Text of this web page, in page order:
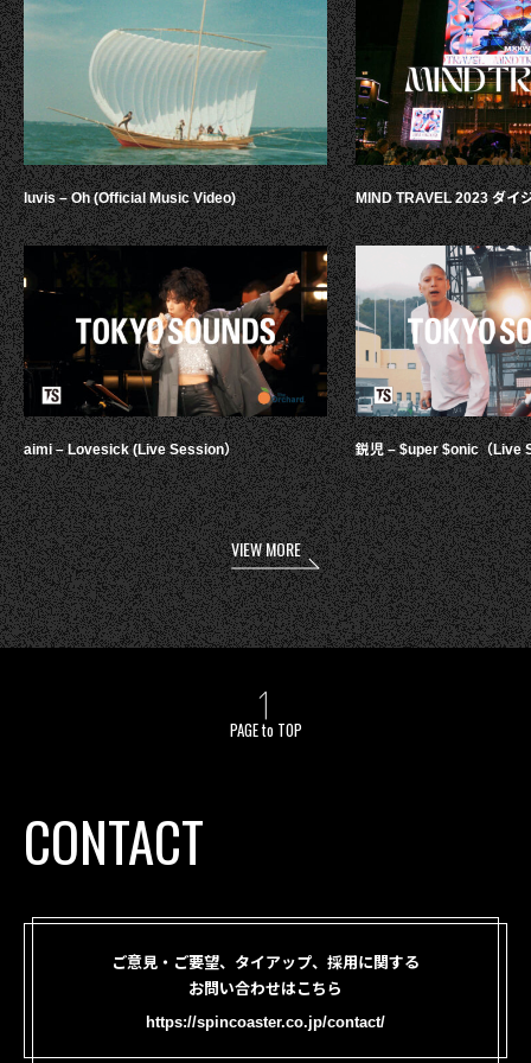
luvis – Oh (Official Music Video)
aimi – Lovesick (Live Session）
MIND TRAVEL 2023 ダイ
鋭児 – $uper $onic（Live
VIEW MORE
PAGE to TOP
CONTACT
ご意見・ご要望、タイアップ、採用に関する
お問い合わせはこちら
https://spincoaster.co.jp/contact/